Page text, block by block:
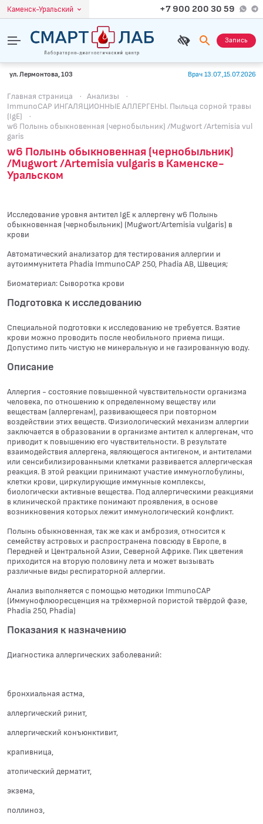
Каменск-Уральский +7 900 200 30 59
Запись
ул. Лермонтова, 103 Врач 13.07.,15.07.2026
Главная страница · Анализы
·
ImmunoCAP ИНГАЛЯЦИОННЫЕ АЛЛЕРГЕНЫ. Пыльца сорной травы
(IgE)
·
w6 Полынь обыкновенная (чернобыльник) /Mugwort /Artemisia vul
garis
w6 Полынь обыкновенная (чернобыльник)
/Mugwort /Artemisia vulgaris в Каменске-
Уральском
Исследование уровня антител IgE к аллергену w6 Полынь
обыкновенная (чернобыльник) (Mugwort/Artemisia vulgaris) в
крови
Автоматический анализатор для тестирования аллергии и
аутоиммунитета Phadia ImmunoCAP 250, Phadia АВ, Швеция;
Биоматериал: Сыворотка крови
Подготовка к исследованию
Специальной подготовки к исследованию не требуется. Взятие
крови можно проводить после необильного приема пищи.
Допустимо пить чистую не минеральную и не газированную воду.
Описание
Аллергия - состояние повышенной чувствительности организма
человека, по отношению к определенному веществу или
веществам (аллергенам), развивающееся при повторном
воздействии этих веществ. Физиологический механизм аллергии
заключается в образовании в организме антител к аллергенам, что
приводит к повышению его чувствительности. В результате
взаимодействия аллергена, являющегося антигеном, и антителами
или сенсибилизированными клетками развивается аллергическая
реакция. В этой реакции принимают участие иммуноглобулины,
клетки крови, циркулирующие иммунные комплексы,
биологически активные вещества. Под аллергическими реакциями
в клинической практике понимают проявления, в основе
возникновения которых лежит иммунологический конфликт.
Полынь обыкновенная, так же как и амброзия, относится к
семейству астровых и распространена повсюду в Европе, в
Передней и Центральной Азии, Северной Африке. Пик цветения
приходится на вторую половину лета и может вызывать
различные виды респираторной аллергии.
Анализ выполняется с помощью методики ImmunoCAP
(Иммунофлюоресценция на трёхмерной пористой твёрдой фазе,
Phadia 250, Phadia)
Показания к назначению
Диагностика аллергических заболеваний:
бронхиальная астма,
аллергический ринит,
аллергический конъюнктивит,
крапивница,
атопический дерматит,
экзема,
поллиноз,